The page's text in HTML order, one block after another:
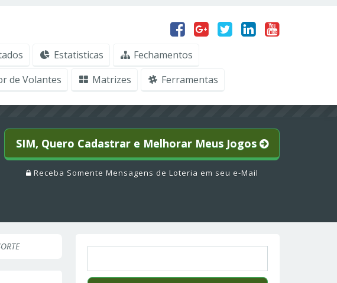
Estatisticas
Fechamentos
de Volantes Matrizes Ferramentas
SIM, Quero Cadastrar e Melhorar Meus Jogos
Receba Somente Mensagens de Loteria em seu e-Mail